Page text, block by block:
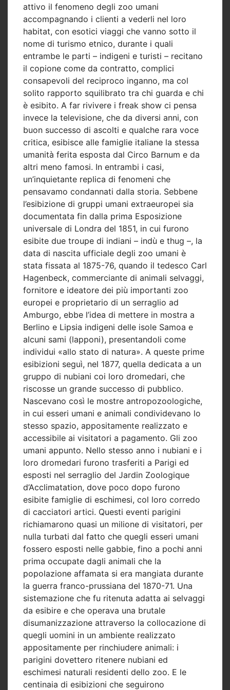
attivo il fenomeno degli zoo umani
accompagnando i clienti a vederli nel loro
habitat, con esotici viaggi che vanno sotto il
nome di turismo etnico, durante i quali
entrambe le parti – indigeni e turisti – recitano
il copione come da contratto, complici
consapevoli del reciproco inganno, ma col
solito rapporto squilibrato tra chi guarda e chi
è esibito. A far rivivere i freak show ci pensa
invece la televisione, che da diversi anni, con
buon successo di ascolti e qualche rara voce
critica, esibisce alle famiglie italiane la stessa
umanità ferita esposta dal Circo Barnum e da
altri meno famosi. In entrambi i casi,
un’inquietante replica di fenomeni che
pensavamo condannati dalla storia. Sebbene
l’esibizione di gruppi umani extraeuropei sia
documentata fin dalla prima Esposizione
universale di Londra del 1851, in cui furono
esibite due troupe di indiani – indù e thug –, la
data di nascita ufficiale degli zoo umani è
stata fissata al 1875-76, quando il tedesco Carl
Hagenbeck, commerciante di animali selvaggi,
fornitore e ideatore dei più importanti zoo
europei e proprietario di un serraglio ad
Amburgo, ebbe l’idea di mettere in mostra a
Berlino e Lipsia indigeni delle isole Samoa e
alcuni sami (lapponi), presentandoli come
individui «allo stato di natura». A queste prime
esibizioni seguì, nel 1877, quella dedicata a un
gruppo di nubiani coi loro dromedari, che
riscosse un grande successo di pubblico.
Nascevano così le mostre antropozoologiche,
in cui esseri umani e animali condividevano lo
stesso spazio, appositamente realizzato e
accessibile ai visitatori a pagamento. Gli zoo
umani appunto. Nello stesso anno i nubiani e i
loro dromedari furono trasferiti a Parigi ed
esposti nel serraglio del Jardin Zoologique
d’Acclimatation, dove poco dopo furono
esibite famiglie di eschimesi, col loro corredo
di cacciatori artici. Questi eventi parigini
richiamarono quasi un milione di visitatori, per
nulla turbati dal fatto che quegli esseri umani
fossero esposti nelle gabbie, fino a pochi anni
prima occupate dagli animali che la
popolazione affamata si era mangiata durante
la guerra franco-prussiana del 1870-71. Una
sistemazione che fu ritenuta adatta ai selvaggi
da esibire e che operava una brutale
disumanizzazione attraverso la collocazione di
quegli uomini in un ambiente realizzato
appositamente per rinchiudere animali: i
parigini dovettero ritenere nubiani ed
eschimesi naturali residenti dello zoo. E le
centinaia di esibizioni che seguirono